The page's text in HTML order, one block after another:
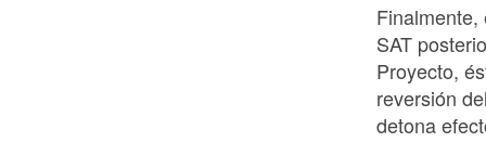
SAT
Proyecto,
reversión
detona